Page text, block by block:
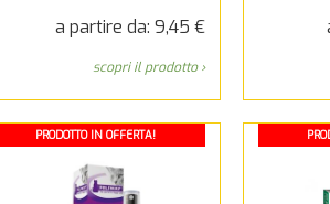
a partire da: 9,45 €
scopri il prodotto ›
PRODOTTO IN OFFERTA!